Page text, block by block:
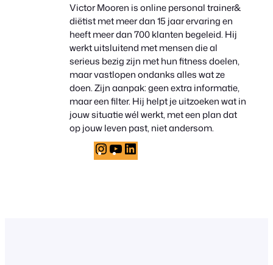
Victor Mooren is online personal trainer&
diëtist met meer dan 15 jaar ervaring en
heeft meer dan 700 klanten begeleid. Hij
werkt uitsluitend met mensen die al
serieus bezig zijn met hun fitness doelen,
maar vastlopen ondanks alles wat ze
doen. Zijn aanpak: geen extra informatie,
maar een filter. Hij helpt je uitzoeken wat in
jouw situatie wél werkt, met een plan dat
op jouw leven past, niet andersom.
Instagram
YouTube